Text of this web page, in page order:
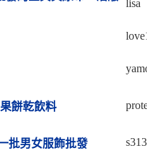
lisa
餅乾飲料
批男女服飾批發